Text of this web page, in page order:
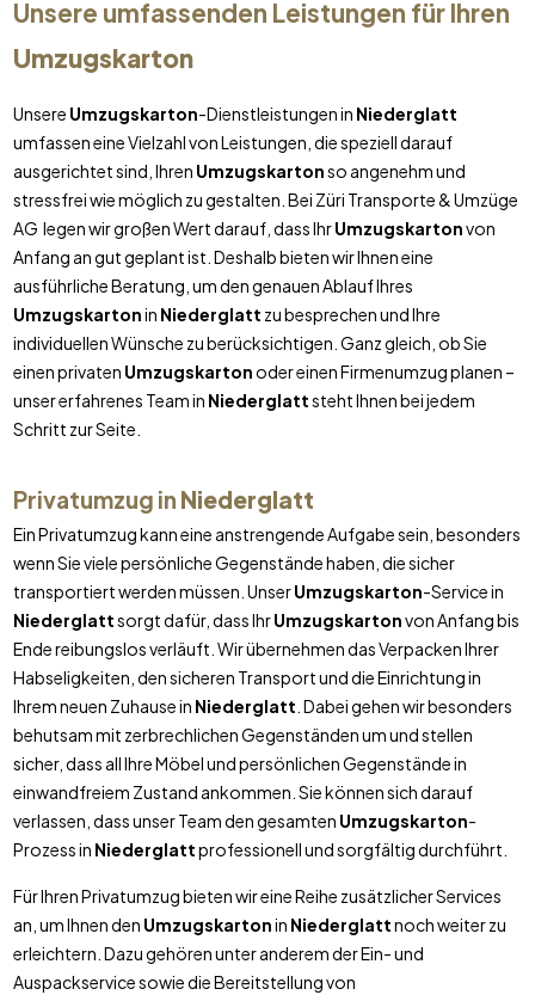
Unsere umfassenden Leistungen für Ihren
Umzugskarton
Unsere Umzugskarton-Dienstleistungen in Niederglatt
umfassen eine Vielzahl von Leistungen, die speziell darauf
ausgerichtet sind, Ihren Umzugskartonso angenehm und
stressfrei wie möglich zu gestalten. Bei Züri Transporte & Umzüge
AG legen wir großen Wert darauf, dass IhrUmzugskartonvon
Anfang an gut geplant ist. Deshalb bieten wir Ihnen eine
ausführliche Beratung, um den genauen Ablauf Ihres
Umzugskartonin Niederglatt zu besprechen und Ihre
individuellen Wünsche zu berücksichtigen. Ganz gleich, ob Sie
einen privaten Umzugskartonoder einen Firmenumzug planen –
unser erfahrenes Team in Niederglattsteht Ihnen bei jedem
Schritt zur Seite.
Privatumzug in Niederglatt
Ein Privatumzug kann eine anstrengende Aufgabe sein, besonders
wenn Sie viele persönliche Gegenstände haben, die sicher
transportiert werden müssen. UnserUmzugskarton-Service in
Niederglattsorgt dafür, dass IhrUmzugskartonvon Anfang bis
Ende reibungslos verläuft. Wir übernehmen das Verpacken Ihrer
Habseligkeiten, den sicheren Transport und die Einrichtung in
Ihrem neuen Zuhause in Niederglatt . Dabei gehen wir besonders
behutsam mit zerbrechlichen Gegenständen um und stellen
sicher, dass all Ihre Möbel und persönlichen Gegenstände in
einwandfreiem Zustand ankommen. Sie können sich darauf
verlassen, dass unser Team den gesamten Umzugskarton-
Prozess in Niederglattprofessionell und sorgfältig durchführt.
Für Ihren Privatumzug bieten wir eine Reihe zusätzlicher Services
an, um Ihnen den Umzugskartonin Niederglattnoch weiter zu
erleichtern. Dazu gehören unter anderem der Ein- und
Auspackservice sowie die Bereitstellung von